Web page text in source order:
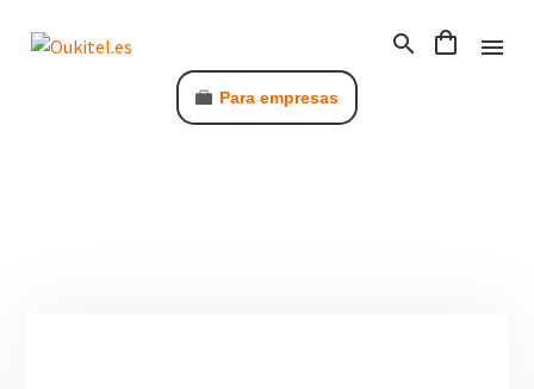
Para empresas